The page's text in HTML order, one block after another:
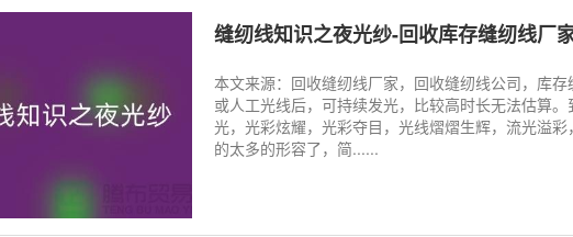
缝纫线知识之夜光纱-回收库存缝纫线厂
本文来源：回收缝纫线厂家，回收缝纫线公司，库
或人工光线后，可持续发光，比较高时长无法估算
光，光彩炫耀，光彩夺目，光线熠熠生辉，流光溢
的太多的形容了，简......